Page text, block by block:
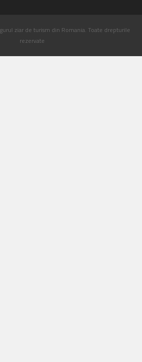
ziar de turism din Romania. Toate drepturile
rezervate